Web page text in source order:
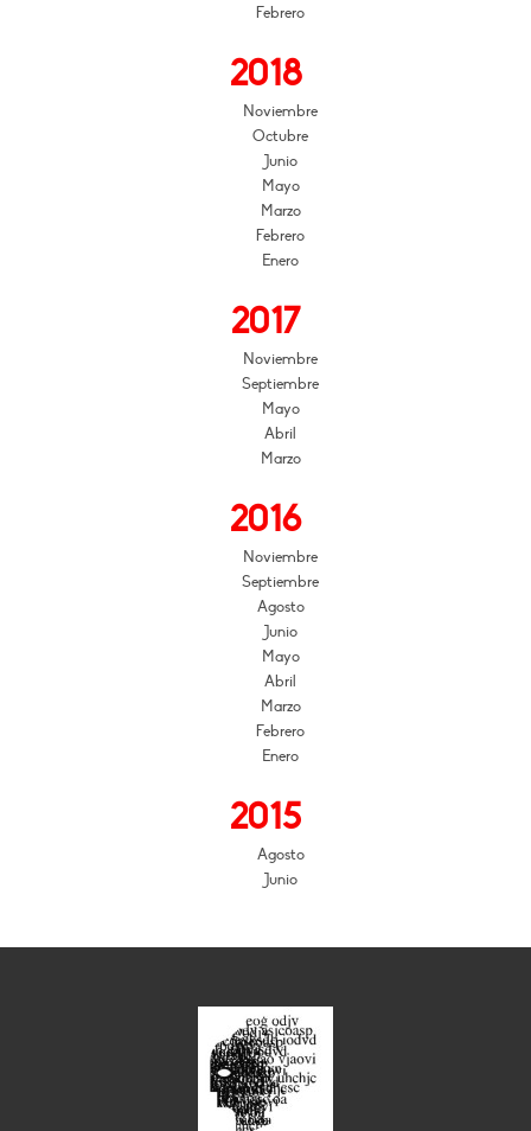
Febrero
2018
Noviembre
Octubre
Junio
Mayo
Marzo
Febrero
Enero
2017
Noviembre
Septiembre
Mayo
Abril
Marzo
2016
Noviembre
Septiembre
Agosto
Junio
Mayo
Abril
Marzo
Febrero
Enero
2015
Agosto
Junio